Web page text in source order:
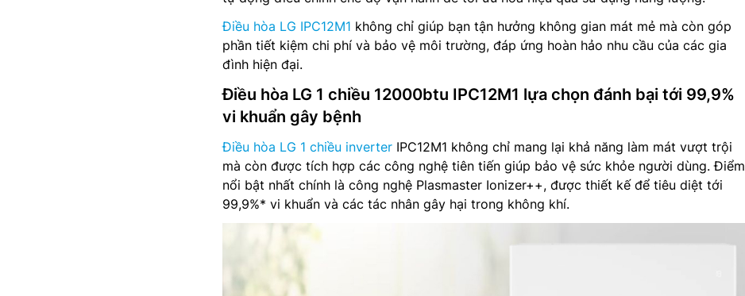
Điều hòa LG IPC12M1 không chỉ giúp bạn tận hưởng không gian mát mẻ mà còn góp
phần tiết kiệm chi phí và bảo vệ môi trường, đáp ứng hoàn hảo nhu cầu của các gia
đình hiện đại.
Điều hòa LG 1 chiều 12000btu IPC12M1 lựa chọn đánh bại tới 99,9%
vi khuẩn gây bệnh
Điều hòa LG 1 chiều inverter IPC12M1 không chỉ mang lại khả năng làm mát vượt trội
mà còn được tích hợp các công nghệ tiên tiến giúp bảo vệ sức khỏe người dùng. Điểm
nổi bật nhất chính là công nghệ Plasmaster Ionizer++, được thiết kế để tiêu diệt tới
99,9%* vi khuẩn và các tác nhân gây hại trong không khí.